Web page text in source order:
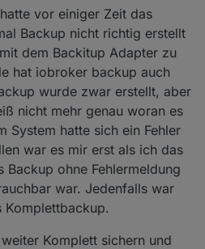
vor einiger Zeit das
Backup nicht richtig erstellt
dem Backitup Adapter zu
hat iobroker backup auch
wurde zwar erstellt, aber
nicht mehr genau woran es
System hatte sich ein Fehler
war es mir erst als ich das
Backup ohne Fehlermeldung
war. Jedenfalls war
Komplettbackup.
Komplett sichern und